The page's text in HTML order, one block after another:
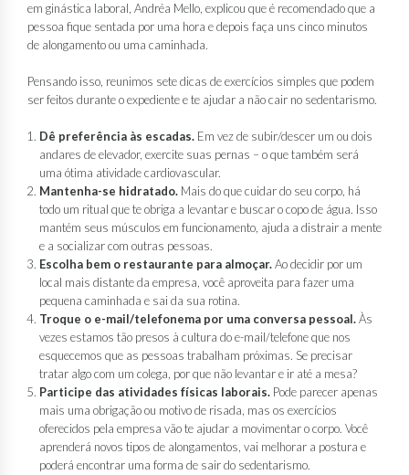
em ginástica laboral, Andréa Mello, explicou que é recomendado que a
pessoa fique sentada por uma hora e depois faça uns cinco minutos
de alongamento ou uma caminhada.
Pensando isso, reunimos sete dicas de exercícios simples que podem
ser feitos durante o expediente e te ajudar a não cair no sedentarismo.
Dê preferência às escadas. Em vez de subir/descer um ou dois
andares de elevador, exercite suas pernas – o que também será
uma ótima atividade cardiovascular.
Mantenha-se hidratado. Mais do que cuidar do seu corpo, há
todo um ritual que te obriga a levantar e buscar o copo de água. Isso
mantém seus músculos em funcionamento, ajuda a distrair a mente
e a socializar com outras pessoas.
Escolha bem o restaurante para almoçar.Ao decidir por um
local mais distante da empresa, você aproveita para fazer uma
pequena caminhada e sai da sua rotina.
Troque o e-mail/telefonema por uma conversa pessoal.Às
vezes estamos tão presos à cultura do e-mail/telefone que nos
esquecemos que as pessoas trabalham próximas. Se precisar
tratar algo com um colega, por que não levantar e ir até a mesa?
Participe das atividades físicas laborais. Pode parecer apenas
mais uma obrigação ou motivo de risada, mas os exercícios
oferecidos pela empresa vão te ajudar a movimentar o corpo. Você
aprenderá novos tipos de alongamentos, vai melhorar a postura e
poderá encontrar uma forma de sair do sedentarismo.